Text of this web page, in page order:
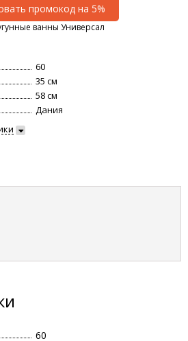
промокод на 5%
ванны Универсал
60
35 см
58 см
Дания
60